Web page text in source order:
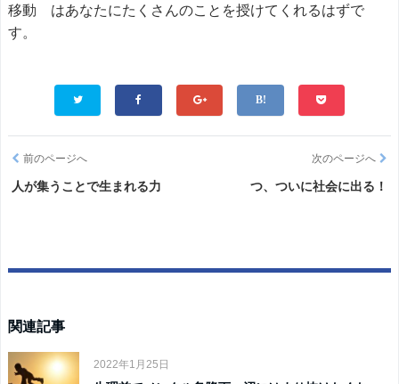
移動 はあなたにたくさんのことを授けてくれるはずで
す。
前のページへ
人が集うことで生まれる力
次のページへ
つ、ついに社会に出る！
関連記事
2022年1月25日